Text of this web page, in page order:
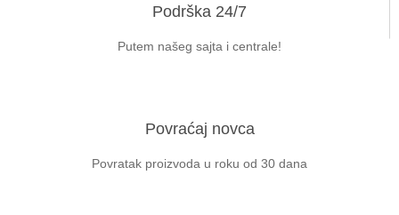
Podrška 24/7
Putem našeg sajta i centrale!
Povraćaj novca
Povratak proizvoda u roku od 30 dana